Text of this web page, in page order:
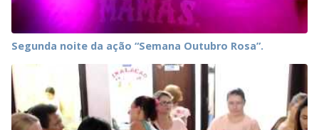
Segunda noite da ação “Semana Outubro Rosa”.